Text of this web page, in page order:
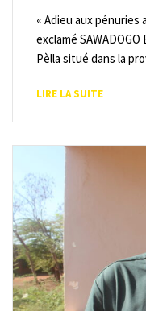
« Adieu aux pénuries
exclamé
Pèlla situé dans la
LIRE LA SUITE